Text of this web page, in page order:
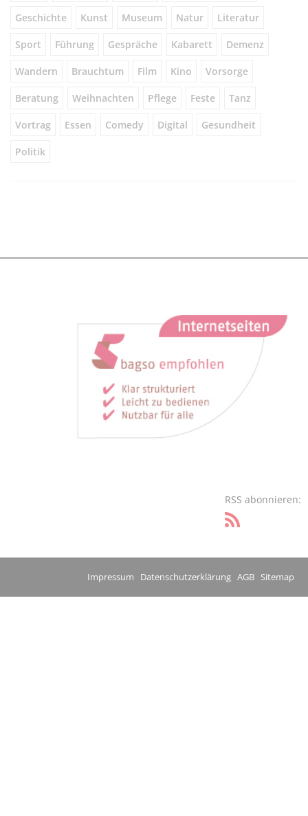
Geschichte Kunst Museum Natur Literatur
Sport Führung Gespräche Kabarett Demenz
Wandern Brauchtum Film Kino Vorsorge
Beratung Weihnachten Pflege Feste Tanz
Vortrag Essen Comedy Digital Gesundheit
Politik
RSS abonnieren:
Impressum Datenschutzerklärung AGB Sitemap